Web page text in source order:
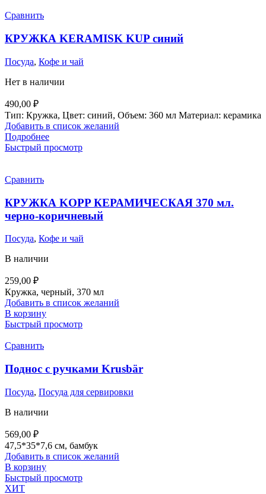
Сравнить
КРУЖКА KERAMISK KUP синий
Посуда, Кофе и чай
Нет в наличии
490,00 ₽
Тип: Кружка, Цвет: синий, Объем: 360 мл Материал: керамика
Добавить в список желаний
Подробнее
Быстрый просмотр
Сравнить
КРУЖКА KOPP КЕРАМИЧЕСКАЯ 370 мл.
черно-коричневый
Посуда, Кофе и чай
В наличии
259,00 ₽
Кружка, черный, 370 мл
Добавить в список желаний
В корзину
Быстрый просмотр
Сравнить
Поднос с ручками Krusbär
Посуда, Посуда для сервировки
В наличии
569,00 ₽
47,5*35*7,6 см, бамбук
Добавить в список желаний
В корзину
Быстрый просмотр
ХИТ